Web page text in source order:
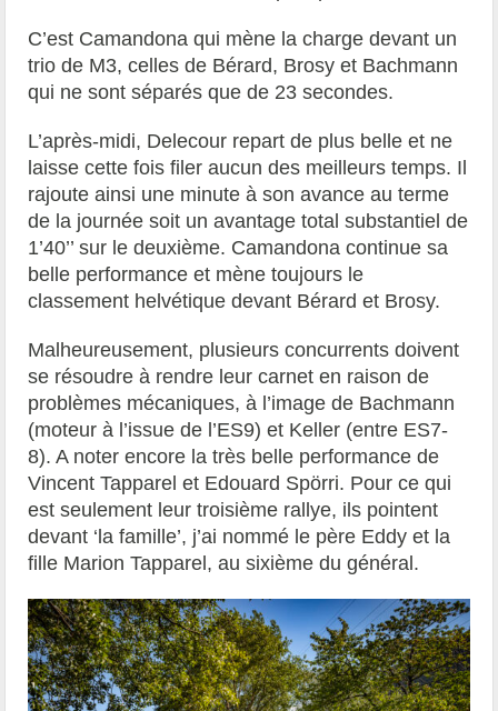
C’est Camandona qui mène la charge devant un
trio de M3, celles de Bérard, Brosy et Bachmann
qui ne sont séparés que de 23 secondes.
L’après-midi, Delecour repart de plus belle et ne
laisse cette fois filer aucun des meilleurs temps. Il
rajoute ainsi une minute à son avance au terme
de la journée soit un avantage total substantiel de
1’40’’ sur le deuxième. Camandona continue sa
belle performance et mène toujours le
classement helvétique devant Bérard et Brosy.
Malheureusement, plusieurs concurrents doivent
se résoudre à rendre leur carnet en raison de
problèmes mécaniques, à l’image de Bachmann
(moteur à l’issue de l’ES9) et Keller (entre ES7-
8). A noter encore la très belle performance de
Vincent Tapparel et Edouard Spörri. Pour ce qui
est seulement leur troisième rallye, ils pointent
devant ‘la famille’, j’ai nommé le père Eddy et la
fille Marion Tapparel, au sixième du général.